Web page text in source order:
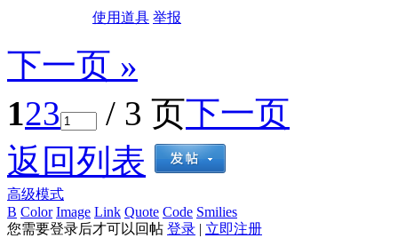
使用道具 举报
下一页 »
123 / 3 页下一页
返回列表
高级模式
B Color Image Link Quote Code Smilies
您需要登录后才可以回帖 登录 | 立即注册